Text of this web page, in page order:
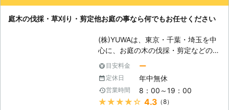
ょうか。敷地が狭い日本において、隣
なってきました。剪定をすることで一
時的に問題を解決することはできます
が、少しすればまた再発するでしょ
う。他には、折れた枝や果実が落下す
るという物があります。運悪く通行人
が下に入れば、怪我を負わせてしまう
かもしれません。 【私たちにお任せ
庭木の伐採・草刈り・剪定他お庭の事なら何でもお任せください
(株)YUWAは、東京・千葉・埼玉を中
心に、お庭の木の伐採・剪定などのサ
ービスをご提供しております。経験豊
富な熟練のスタッフが、迅速・丁寧な
作業をいたします。 お客様に「あり
がとう」と喜んでいただけるサービス
を、リーズナブルにお届けしておりま
目安料金 ー
定休日 年中無休
営業時間 8：00～19：00
★★★★★ 4.3 （8）